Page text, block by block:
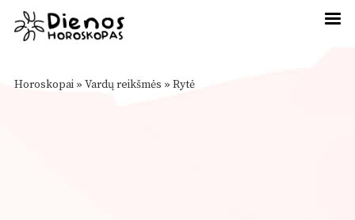
Horoskopai » Vardų reikšmės » Rytė